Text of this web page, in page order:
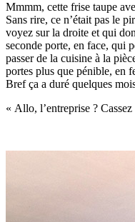
Mmmm, cette frise taupe
Sans rire, ce n’était pas le
voyez sur la droite et qui
seconde porte, en face, qui
passer de la cuisine à la
portes plus que pénible, en
Bref ça a duré quelques
« Allo, l’entreprise ?